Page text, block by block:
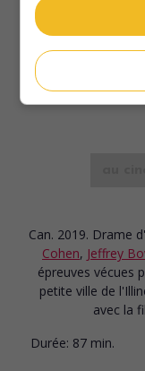
Can. 2019. Drame
Cohen, Jeffrey
épreuves vécues
petite ville de
avec la
Durée: 87 min.